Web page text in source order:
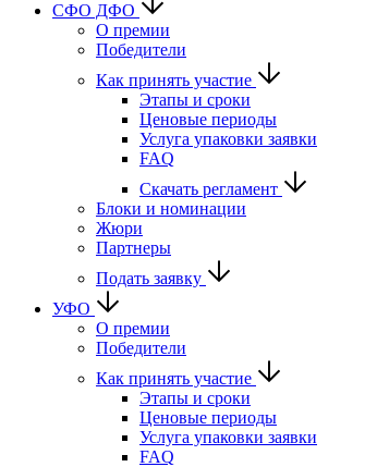
CФО ДФО
О премии
Победители
Как принять участие
Этапы и сроки
Ценовые периоды
Услуга упаковки заявки
FAQ
Скачать регламент
Блоки и номинации
Жюри
Партнеры
Подать заявку
УФО
О премии
Победители
Как принять участие
Этапы и сроки
Ценовые периоды
Услуга упаковки заявки
FAQ